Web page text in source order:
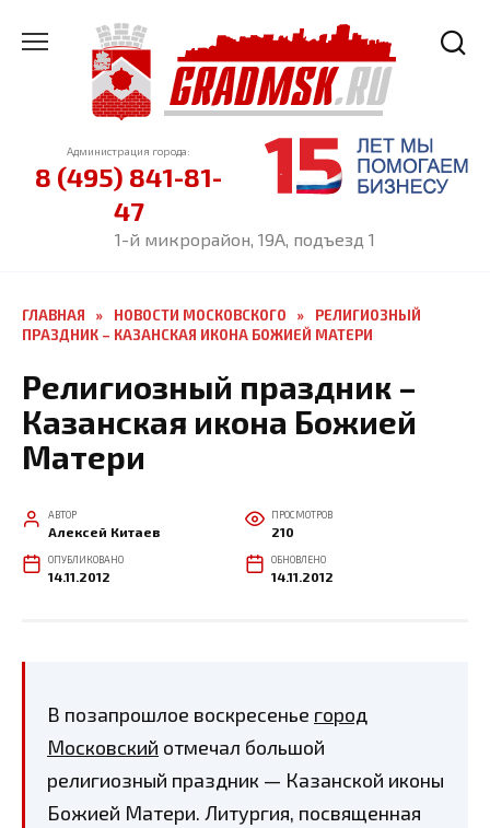
содержанию
Администрация города:
8 (495) 841-81-
47
1-й микрорайон, 19А, подъезд 1
ГЛАВНАЯ » НОВОСТИ МОСКОВСКОГО »
РЕЛИГИОЗНЫЙ
ПРАЗДНИК – КАЗАНСКАЯ ИКОНА БОЖИЕЙ МАТЕРИ
Религиозный праздник –
Казанская икона Божией
Матери
АВТОР
Алексей Китаев
ПРОСМОТРОВ
210
ОПУБЛИКОВАНО
14.11.2012
ОБНОВЛЕНО
14.11.2012
В позапрошлое воскресенье город
Московский отмечал большой
религиозный праздник — Казанской иконы
Божией Матери. Литургия, посвященная